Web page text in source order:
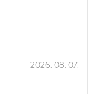
2026. 08. 07.